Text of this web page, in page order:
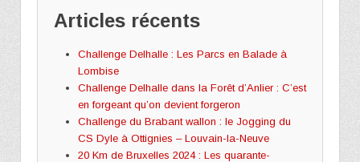
Articles récents
Challenge Delhalle : Les Parcs en Balade à
Lombise
Challenge Delhalle dans la Forêt d’Anlier : C’est
en forgeant qu’on devient forgeron
Challenge du Brabant wallon : le Jogging du
CS Dyle à Ottignies – Louvain-la-Neuve
20 Km de Bruxelles 2024 : Les quarante-